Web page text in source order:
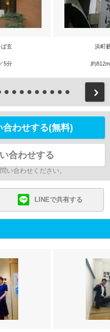
玄
5分
浜町
約
わせする(無料)
合わせする
い合わせください。
LINEで共有する